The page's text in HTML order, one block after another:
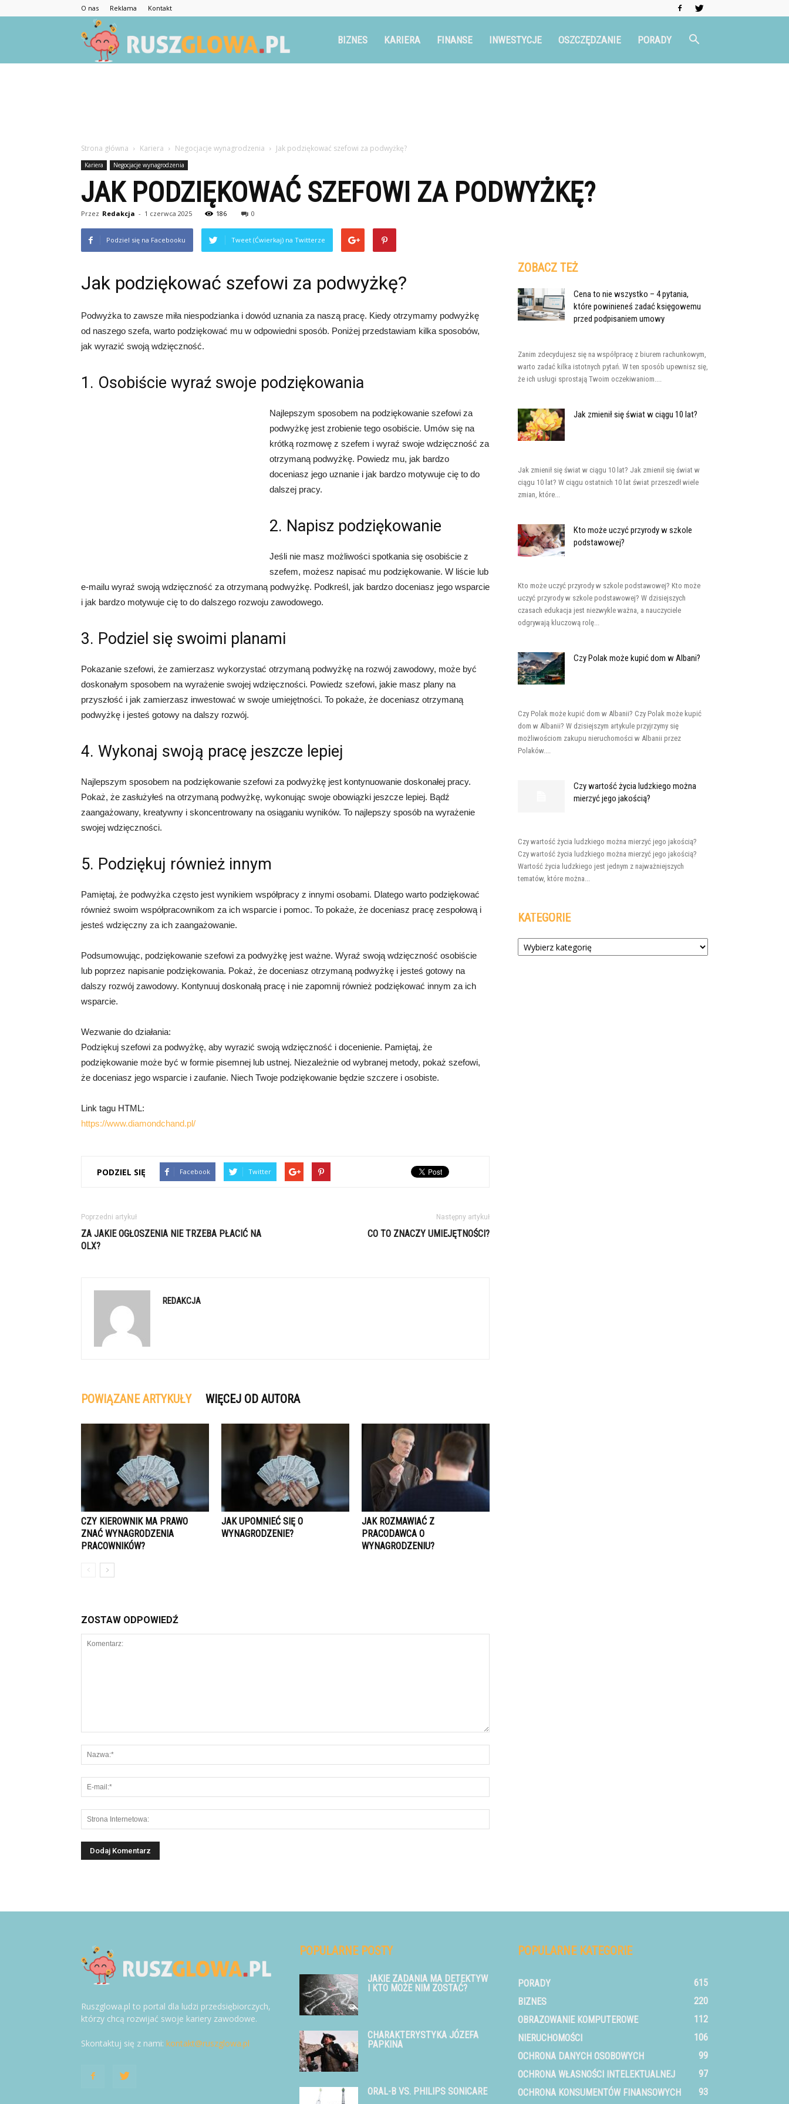
O nas Reklama Kontakt
Ruszglowa.plBIZNES KARIERA FINANSE INWESTYCJE OSZCZĘDZANIE PORADY
Strona główna Kariera Negocjacje wynagrodzenia Jak podziękować szefowi za podwyżkę?
Kariera Negocjacje wynagrodzenia
JAK PODZIĘKOWAĆ SZEFOWI ZA PODWYŻKĘ?
Przez Redakcja - 1 czerwca 2025 186 0
Podziel się na Facebooku Tweet (Ćwierkaj) na Twitterze
Jak podziękować szefowi za podwyżkę?
Podwyżka to zawsze miła niespodzianka i dowód uznania za naszą pracę. Kiedy otrzymamy podwyżkę
od naszego szefa, warto podziękować mu w odpowiedni sposób. Poniżej przedstawiam kilka sposobów,
jak wyrazić swoją wdzięczność.
1. Osobiście wyraź swoje podziękowania
Najlepszym sposobem na podziękowanie szefowi za
podwyżkę jest zrobienie tego osobiście. Umów się na
krótką rozmowę z szefem i wyraź swoje wdzięczność za
otrzymaną podwyżkę. Powiedz mu, jak bardzo
doceniasz jego uznanie i jak bardzo motywuje cię to do
dalszej pracy.
2. Napisz podziękowanie
Jeśli nie masz możliwości spotkania się osobiście z
szefem, możesz napisać mu podziękowanie. W liście lub
e-mailu wyraź swoją wdzięczność za otrzymaną podwyżkę. Podkreśl, jak bardzo doceniasz jego wsparcie
i jak bardzo motywuje cię to do dalszego rozwoju zawodowego.
3. Podziel się swoimi planami
Pokazanie szefowi, że zamierzasz wykorzystać otrzymaną podwyżkę na rozwój zawodowy, może być
doskonałym sposobem na wyrażenie swojej wdzięczności. Powiedz szefowi, jakie masz plany na
przyszłość i jak zamierzasz inwestować w swoje umiejętności. To pokaże, że doceniasz otrzymaną
podwyżkę i jesteś gotowy na dalszy rozwój.
4. Wykonaj swoją pracę jeszcze lepiej
Najlepszym sposobem na podziękowanie szefowi za podwyżkę jest kontynuowanie doskonałej pracy.
Pokaż, że zasłużyłeś na otrzymaną podwyżkę, wykonując swoje obowiązki jeszcze lepiej. Bądź
zaangażowany, kreatywny i skoncentrowany na osiąganiu wyników. To najlepszy sposób na wyrażenie
swojej wdzięczności.
5. Podziękuj również innym
Pamiętaj, że podwyżka często jest wynikiem współpracy z innymi osobami. Dlatego warto podziękować
również swoim współpracownikom za ich wsparcie i pomoc. To pokaże, że doceniasz pracę zespołową i
jesteś wdzięczny za ich zaangażowanie.
Podsumowując, podziękowanie szefowi za podwyżkę jest ważne. Wyraź swoją wdzięczność osobiście
lub poprzez napisanie podziękowania. Pokaż, że doceniasz otrzymaną podwyżkę i jesteś gotowy na
dalszy rozwój zawodowy. Kontynuuj doskonałą pracę i nie zapomnij również podziękować innym za ich
wsparcie.
Wezwanie do działania:
Podziękuj szefowi za podwyżkę, aby wyrazić swoją wdzięczność i docenienie. Pamiętaj, że
podziękowanie może być w formie pisemnej lub ustnej. Niezależnie od wybranej metody, pokaż szefowi,
że doceniasz jego wsparcie i zaufanie. Niech Twoje podziękowanie będzie szczere i osobiste.
Link tagu HTML:
https://www.diamondchand.pl/
PODZIEL SIĘ Facebook Twitter
Poprzedni artykuł
ZA JAKIE OGŁOSZENIA NIE TRZEBA PŁACIĆ NA
OLX?
Następny artykuł
CO TO ZNACZY UMIEJĘTNOŚCI?
REDAKCJA
POWIĄZANE ARTYKUŁY WIĘCEJ OD AUTORA
CZY KIEROWNIK MA PRAWO
ZNAĆ WYNAGRODZENIA
PRACOWNIKÓW?
JAK UPOMNIEĆ SIĘ O
WYNAGRODZENIE?
JAK ROZMAWIAĆ Z
PRACODAWCA O
WYNAGRODZENIU?
ZOSTAW ODPOWIEDŹ
ZOBACZ TEŻ
Cena to nie wszystko – 4 pytania,
które powinieneś zadać księgowemu
przed podpisaniem umowy
Zanim zdecydujesz się na współpracę z biurem rachunkowym,
warto zadać kilka istotnych pytań. W ten sposób upewnisz się,
że ich usługi sprostają Twoim oczekiwaniom....
Jak zmienił się świat w ciągu 10 lat?
Jak zmienił się świat w ciągu 10 lat? Jak zmienił się świat w
ciągu 10 lat? W ciągu ostatnich 10 lat świat przeszedł wiele
zmian, które...
Kto może uczyć przyrody w szkole
podstawowej?
Kto może uczyć przyrody w szkole podstawowej? Kto może
uczyć przyrody w szkole podstawowej? W dzisiejszych
czasach edukacja jest niezwykle ważna, a nauczyciele
odgrywają kluczową rolę...
Czy Polak może kupić dom w Albani?
Czy Polak może kupić dom w Albanii? Czy Polak może kupić
dom w Albanii? W dzisiejszym artykule przyjrzymy się
możliwościom zakupu nieruchomości w Albanii przez
Polaków....
Czy wartość życia ludzkiego można
mierzyć jego jakością?
Czy wartość życia ludzkiego można mierzyć jego jakością?
Czy wartość życia ludzkiego można mierzyć jego jakością?
Wartość życia ludzkiego jest jednym z najważniejszych
tematów, które można...
KATEGORIE
Kategorie
Ruszglowa.pl to portal dla ludzi przedsiębiorczych,
którzy chcą rozwijać swoje kariery zawodowe.
Skontaktuj się z nami: kontakt@ruszglowa.pl
POPULARNE POSTY
JAKIE ZADANIA MA DETEKTYW
I KTO MOŻE NIM ZOSTAĆ?
CHARAKTERYSTYKA JÓZEFA
PAPKINA
ORAL-B VS. PHILIPS SONICARE
POPULARNE KATEGORIE
PORADY
615
BIZNES
220
OBRAZOWANIE KOMPUTEROWE
112
NIERUCHOMOŚCI
106
OCHRONA DANYCH OSOBOWYCH
99
OCHRONA WŁASNOŚCI INTELEKTUALNEJ
97
OCHRONA KONSUMENTÓW FINANSOWYCH
93